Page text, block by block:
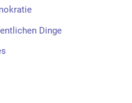
Dinge